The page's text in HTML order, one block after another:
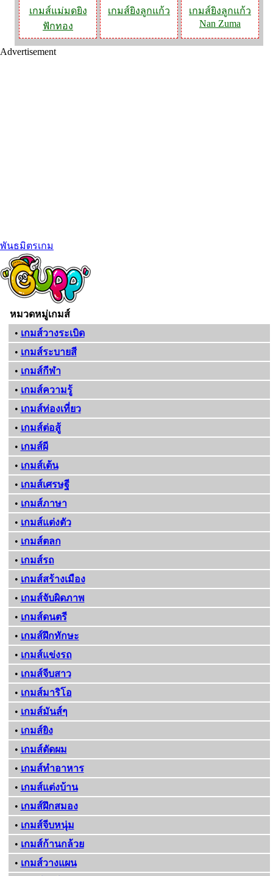
เกมส์แม่มดยิง
ฟักทอง
เกมส์ยิงลูกแก้ว
เกมส์ยิงลูกแก้ว
Nan Zuma
Advertisement
พันธมิตรเกม
หมวดหมู่เกมส์
• เกมส์วางระเบิด
• เกมส์ระบายสี
• เกมส์กีฬา
• เกมส์ความรู้
• เกมส์ท่องเที่ยว
• เกมส์ต่อสู้
• เกมส์ผี
• เกมส์เต้น
• เกมส์เศรษฐี
• เกมส์ภาษา
• เกมส์แต่งตัว
• เกมส์ตลก
• เกมส์รถ
• เกมส์สร้างเมือง
• เกมส์จับผิดภาพ
• เกมส์ดนตรี
• เกมส์ฝึกทักษะ
• เกมส์แข่งรถ
• เกมส์จีบสาว
• เกมส์มาริโอ
• เกมส์มันส์ๆ
• เกมส์ยิง
• เกมส์ตัดผม
• เกมส์ทําอาหาร
• เกมส์แต่งบ้าน
• เกมส์ฝึกสมอง
• เกมส์จีบหนุ่ม
• เกมส์ก้านกล้วย
• เกมส์วางแผน